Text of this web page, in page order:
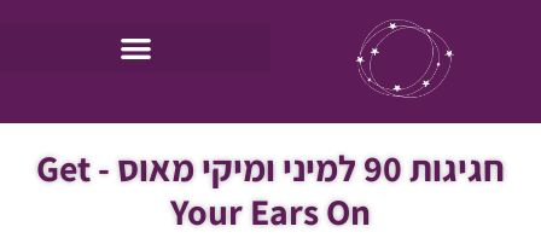
חגיגות 90 למיני ומיקי מאוס - Get
Your Ears On